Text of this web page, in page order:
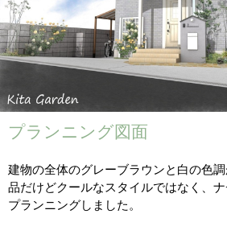
プランニング図面
建物の全体のグレーブラウンと白の色
品だけどクールなスタイルではなく、
プランニングしました。